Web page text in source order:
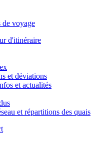
de voyage
d'itinéraire
et déviations
et actualités
et répartitions des quais